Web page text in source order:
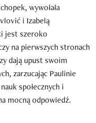
wywołała
i Izabelą
jest szeroko
na pierwszych stronach
dają upust swoim
zarzucając Paulinie
społecznych i
mocną odpowiedź.